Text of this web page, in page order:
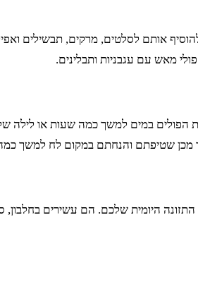
אותם לסלטים, מרקים, תבשילים
מאש עם עגבניות ותבלינים.
מכן שטיפתם והנחתם במקום לח למשך
היומית שלכם. הם עשירים בחלבון,